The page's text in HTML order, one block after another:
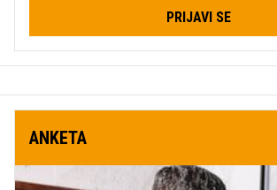
PRIJAVI SE
ANKETA